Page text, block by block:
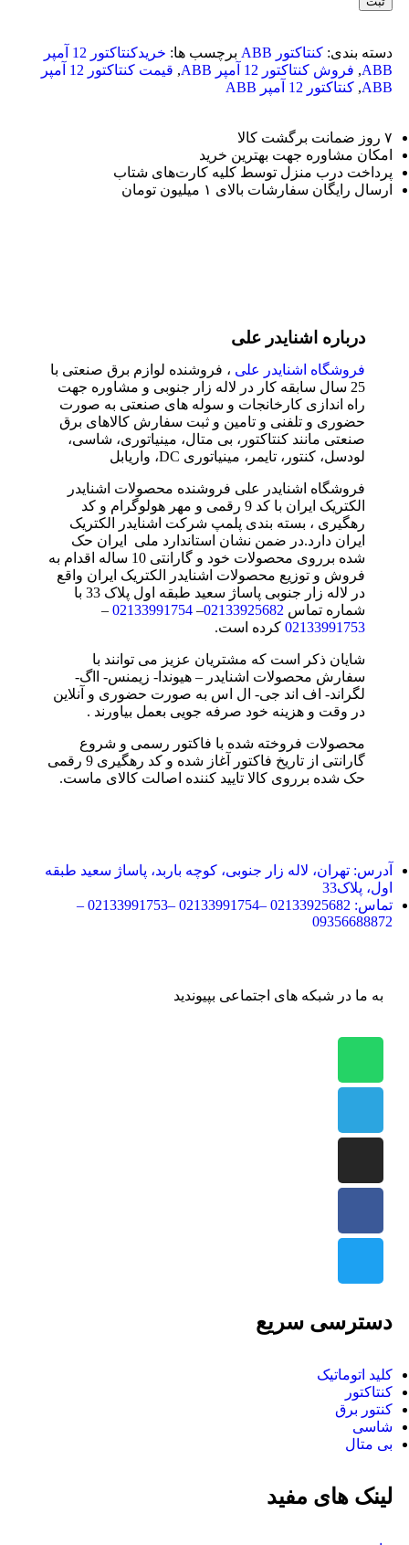
دسته بندی: کنتاکتور ABB برچسب ها:
خریدکنتاکتور 12 آمپر
ABB
, فروش کنتاکتور 12 آمپر ABB ,
قیمت کنتاکتور 12 آمپر
ABB
, کنتاکتور 12 آمپر ABB
۷ روز ضمانت برگشت کالا
امکان مشاوره جهت بهترین خرید
پرداخت درب منزل توسط کلیه کارت‌های شتاب
ارسال رایگان سفارشات بالای ۱ میلیون تومان
درباره اشنایدر علی
فروشگاه اشنایدر علی ، فروشنده لوازم برق صنعتی با
25 سال سابقه کار در لاله زار جنوبی و مشاوره جهت
راه اندازی کارخانجات و سوله های صنعتی به صورت
حضوری و تلفنی و تامین و ثبت سفارش کالاهای برق
صنعتی مانند کنتاکتور، بی متال، مینیاتوری، شاسی،
لودسل، کنتور، تایمر، مینیاتوری DC، واریابل
فروشگاه اشنایدر علی فروشنده محصولات اشنایدر
الکتریک ایران با کد 9 رقمی و مهر هولوگرام و کد
رهگیری ، بسته بندی پلمپ شرکت اشنایدر الکتریک
ایران دارد.در ضمن نشان استاندارد ملی ایران حک
شده برروی محصولات خود و گارانتی 10 ساله اقدام به
فروش و توزیع محصولات اشنایدر الکتریک ایران واقع
در لاله زار جنوبی پاساژ سعید طبقه اول پلاک 33 با
شماره تماس 02133925682
–
02133991754
–
02133991753 کرده است.
شایان ذکر است که مشتریان عزیز می توانند با
سفارش محصولات اشنایدر – هیوندا- زیمنس- ااگ-
لگراند- اف اند جی- ال اس به صورت حضوری و آنلاین
در وقت و هزینه خود صرفه جویی بعمل بیاورند .
محصولات فروخته شده با فاکتور رسمی و شروع
گارانتی از تاریخ فاکتور آغاز شده و کد رهگیری 9 رقمی
حک شده برروی کالا تایید کننده اصالت کالای ماست.
آدرس: تهران، لاله زار جنوبی، کوچه باربد، پاساژ سعید طبقه
اول، پلاک33
تماس:
02133925682 –02133991754 –02133991753 –
09356688872
به ما در شبکه های اجتماعی بپیوندید
دسترسی سریع
کلید اتوماتیک
کنتاکتور
کنتور برق
شاسی
بی متال
لینک های مفید